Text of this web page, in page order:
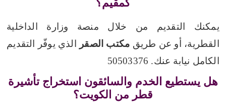
كمقيم؟
يمكنك التقديم من خلال منصة وزارة الداخلية
القطرية، أو عن طريق مكتب الصقر
الذي يوفّر التقديم
الكامل نيابة عنك. 50503376
هل يستطيع الخدم والسائقون استخراج تأشيرة
قطر من الكويت؟